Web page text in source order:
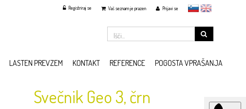
slovensko
EnglishPrijavi se
Vaš seznam je prazen
Registriraj se
LASTEN PREVZEM KONTAKT REFERENCE POGOSTA VPRAŠANJA
Svečnik Geo 3, črn